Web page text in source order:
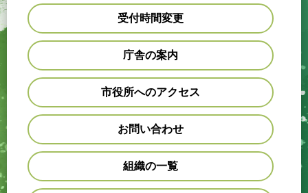
受付時間変更
庁舎の案内
市役所へのアクセス
お問い合わせ
組織の一覧